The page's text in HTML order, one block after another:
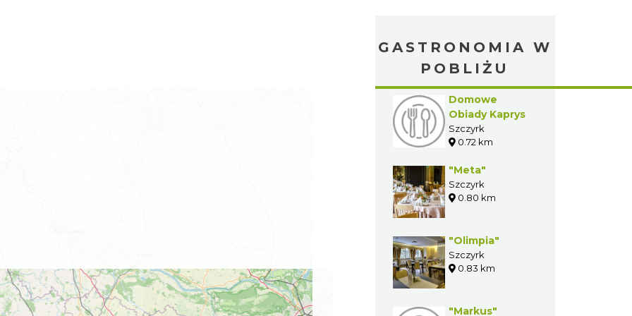
GASTRONOMIA W
POBLIŻU
Domowe
Obiady Kaprys
Szczyrk
0.72 km
"Meta"
Szczyrk
0.80 km
"Olimpia"
Szczyrk
0.83 km
"Markus"